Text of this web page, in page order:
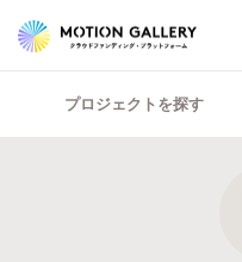
プロジェクトを探す